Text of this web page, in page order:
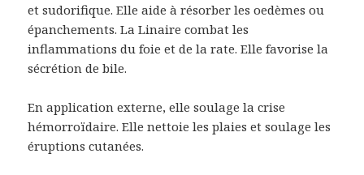
et sudorifique. Elle aide à résorber les oedèmes ou
épanchements. La Linaire combat les
inflammations du foie et de la rate. Elle favorise la
sécrétion de bile.
En application externe, elle soulage la crise
hémorroïdaire. Elle nettoie les plaies et soulage les
éruptions cutanées.